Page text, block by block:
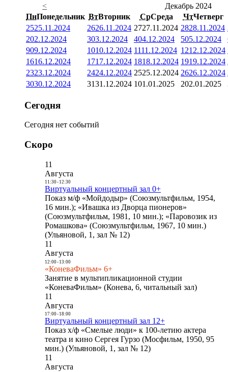
<
Декабрь 2024
ПнПонедельник ВтВторник СрСреда ЧтЧетверг
2525.11.2024 2626.11.2024 2727.11.2024 2828.11.2024
202.12.2024 303.12.2024 404.12.2024 505.12.2024
909.12.2024 1010.12.2024 1111.12.2024 1212.12.2024
1616.12.2024 1717.12.2024 1818.12.2024 1919.12.2024
2323.12.2024 2424.12.2024 2525.12.2024 2626.12.2024
3030.12.2024 3131.12.2024 101.01.2025 202.01.2025
Сегодня
Сегодня нет событий
Скоро
11
Августа
11:30- 12:30
Виртуальный концертный зал 0+
Показ м/ф «Мойдодыр» (Союзмультфильм, 1954,
16 мин.); «Ивашка из Дворца пионеров»
(Союзмультфильм, 1981, 10 мин.); «Паровозик из
Ромашкова» (Союзмультфильм, 1967, 10 мин.)
(Ульяновой, 1, зал № 12)
11
Августа
12:00- 13:00
«КоневаФильм» 6+
Занятие в мультипликационной студии
«КоневаФильм» (Конева, 6, читальный зал)
11
Августа
17:00- 18:00
Виртуальный концертный зал 12+
Показ х/ф «Смелые люди» к 100-летию актера
театра и кино Сергея Гурзо (Мосфильм, 1950, 95
мин.) (Ульяновой, 1, зал № 12)
11
Августа